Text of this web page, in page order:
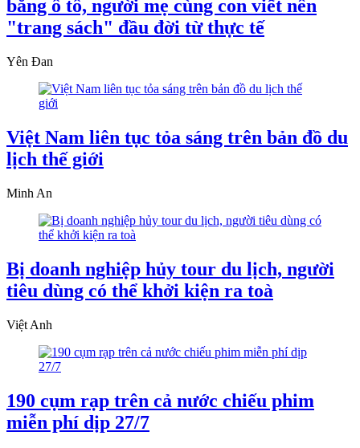
bằng ô tô, người mẹ cùng con viết nên
"trang sách" đầu đời từ thực tế
Yên Đan
Việt Nam liên tục tỏa sáng trên bản đồ du
lịch thế giới
Minh An
Bị doanh nghiệp hủy tour du lịch, người
tiêu dùng có thể khởi kiện ra toà
Việt Anh
190 cụm rạp trên cả nước chiếu phim
miễn phí dịp 27/7